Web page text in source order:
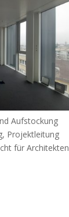
Aufstockung
Projektleitung
für Architekten